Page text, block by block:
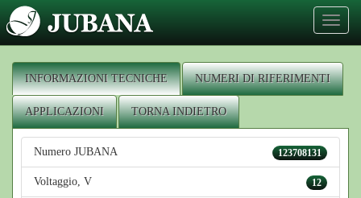
Toggle
INFORMAZIONI TECNICHE NUMERI DI RIFERIMENTI
APPLICAZIONI TORNA INDIETRO
123708131
Numero JUBANA
12
Voltaggio, V